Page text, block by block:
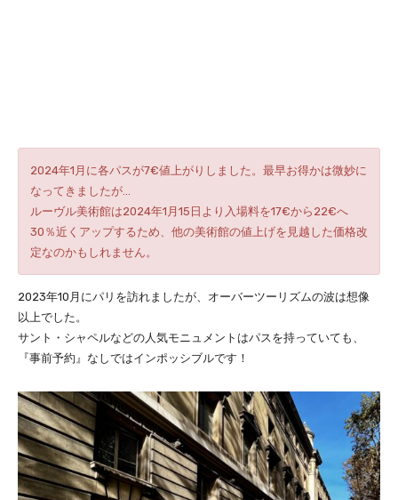
2024年1月に各パスが7€値上がりしました。最早お得かは微妙に
なってきましたが…
ルーヴル美術館は2024年1月15日より入場料を17€から22€へ
30％近くアップするため、他の美術館の値上げを見越した価格改
定なのかもしれません。
2023年10月にパリを訪れましたが、オーバーツーリズムの波は想像
以上でした。
サント・シャペルなどの人気モニュメントはパスを持っていても、
『事前予約』なしではインポッシブルです！